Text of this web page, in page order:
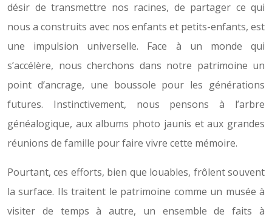
désir de transmettre nos racines, de partager ce qui
nous a construits avec nos enfants et petits-enfants, est
une impulsion universelle. Face à un monde qui
s’accélère, nous cherchons dans notre patrimoine un
point d’ancrage, une boussole pour les générations
futures. Instinctivement, nous pensons à l’arbre
généalogique, aux albums photo jaunis et aux grandes
réunions de famille pour faire vivre cette mémoire.
Pourtant, ces efforts, bien que louables, frôlent souvent
la surface. Ils traitent le patrimoine comme un musée à
visiter de temps à autre, un ensemble de faits à